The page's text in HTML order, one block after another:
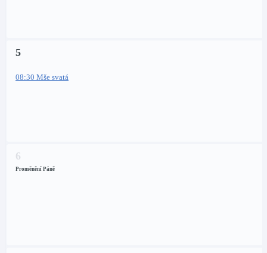
5
08:30 Mše svatá
6
Proměnění Páně